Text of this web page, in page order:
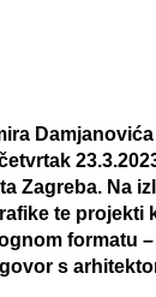
Zagreba. Na
te projekti
formatu
s